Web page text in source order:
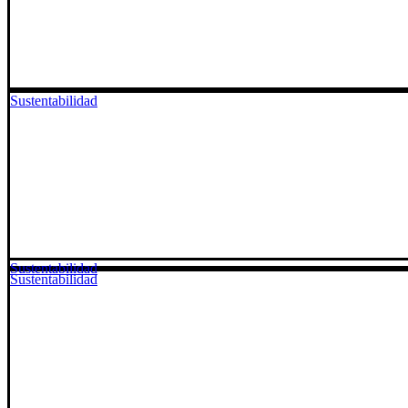
Sustentabilidad
Sustentabilidad
Sustentabilidad